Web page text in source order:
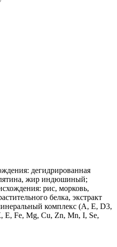
дегидрированная
жир индюшиный;
рис, морковь,
белка, экстракт
комплекс (А, E, D3,
Fe, Mg, Cu, Zn, Mn, I, Se,